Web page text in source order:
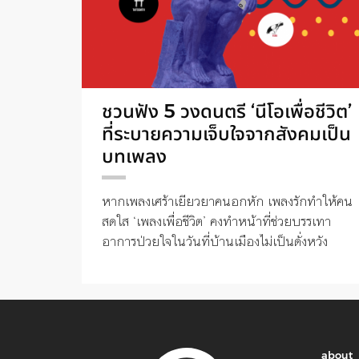
ชวนฟัง 5 วงดนตรี ‘นีโอเพื่อชีวิต’
ที่ระบายความเจ็บใจจากสังคมเป็น
บทเพลง
หากเพลงเศร้าเยียวยาคนอกหัก เพลงรักทำให้คน
สดใส ‘เพลงเพื่อชีวิต’ คงทำหน้าที่ช่วยบรรเทา
อาการป่วยใจในวันที่บ้านเมืองไม่เป็นดั่งหวัง
about